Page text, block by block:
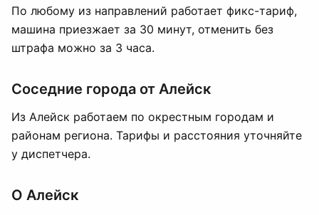
По любому из направлений работает фикс-тариф,
машина приезжает за 30 минут, отменить без
штрафа можно за 3 часа.
Соседние города от Алейск
Из Алейск работаем по окрестным городам и
районам региона. Тарифы и расстояния уточняйте
у диспетчера.
О Алейск